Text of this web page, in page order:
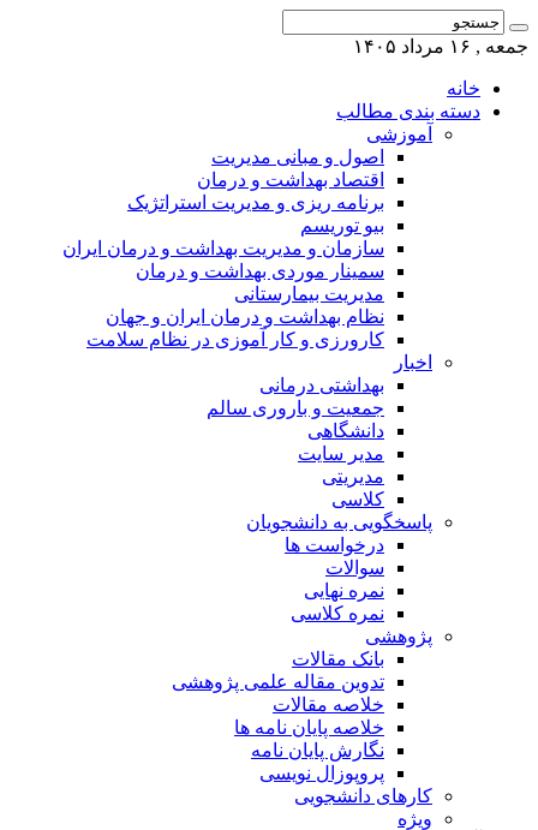
جمعه , ۱۶ مرداد ۱۴۰۵
خانه
دسته بندی مطالب
آموزشی
اصول و مبانی مدیریت
اقتصاد بهداشت و درمان
برنامه ریزی و مدیریت استراتژیک
بیو توریسم
سازمان و مدیریت بهداشت و درمان ایران
سمینار موردی بهداشت و درمان
مدیریت بیمارستانی
نظام بهداشت و درمان ایران و جهان
کارورزی و کار آموزی در نظام سلامت
اخبار
بهداشتی درمانی
جمعیت و باروری سالم
دانشگاهی
مدیر سایت
مدیریتی
کلاسی
پاسخگویی به دانشجویان
درخواست ها
سوالات
نمره نهایی
نمره کلاسی
پژوهشی
بانک مقالات
تدوین مقاله علمی پژوهشی
خلاصه مقالات
خلاصه پایان نامه ها
نگارش پایان نامه
پروپوزال نویسی
کارهای دانشجویی
ویژه